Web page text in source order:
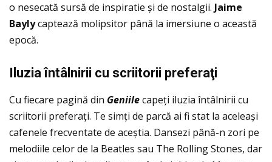
o nesecată sursă de inspiratie și de nostalgii. Jaime
Baylycaptează molipsitor până la imersiune o această
epocă.
Iluziaîntâlnirii cu scriitorii preferaţi
Cu fiecare pagină din Geniilecapeţi iluzia întâlnirii cu
scriitorii preferaţi. Te simţi de parcă ai fi stat la aceleași
cafenele frecventate de aceștia. Dansezi până-n zori pe
melodiile celor de la Beatles sau The Rolling Stones, dar